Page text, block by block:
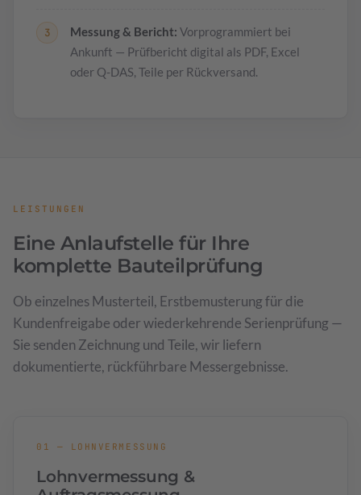
Messung & Bericht: Vorprogrammiert bei
Ankunft — Prüfbericht digital als PDF, Excel
oder Q-DAS, Teile per Rückversand.
LEISTUNGEN
Eine Anlaufstelle für Ihre
komplette Bauteilprüfung
Ob einzelnes Musterteil, Erstbemusterung für die
Kundenfreigabe oder wiederkehrende Serienprüfung —
Sie senden Zeichnung und Teile, wir liefern
dokumentierte, rückführbare Messergebnisse.
01 — LOHNVERMESSUNG
Lohnvermessung &